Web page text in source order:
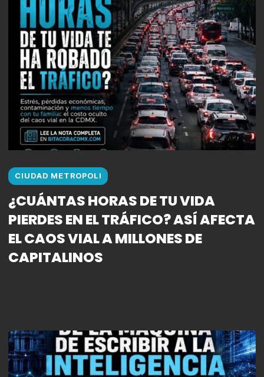
CIUDAD METROPOLI
¿CUÁNTAS HORAS DE TU VIDA
PIERDES EN EL TRÁFICO? ASÍ AFECTA
EL CAOS VIAL A MILLONES DE
CAPITALINOS